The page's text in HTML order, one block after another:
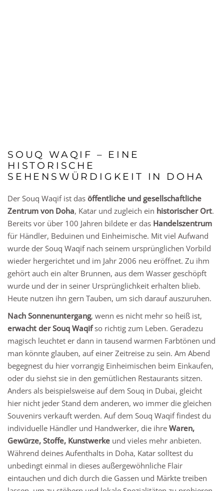
SOUQ WAQIF – EINE
HISTORISCHE
SEHENSWÜRDIGKEIT IN DOHA
Der Souq Waqif ist das öffentliche und gesellschaftliche
Zentrum von Doha, Katar und zugleich ein historischer Ort.
Bereits vor über 100 Jahren bildete er das Handelszentrum
für Händler, Beduinen und Einheimische. Mit viel Aufwand
wurde der Souq Waqif nach seinem ursprünglichen Vorbild
wieder hergerichtet und im Jahr 2006 neu eröffnet. Zu ihm
gehört auch ein alter Brunnen, aus dem Wasser geschöpft
wurde und der in seiner Ursprünglichkeit erhalten blieb.
Heute nutzen ihn gern Tauben, um sich darauf auszuruhen.
Nach Sonnenuntergang, wenn es nicht mehr so heiß ist,
erwacht der Souq Waqifso richtig zum Leben. Geradezu
magisch leuchtet er dann in tausend warmen Farbtönen und
man könnte glauben, auf einer Zeitreise zu sein. Am Abend
begegnest du hier vorrangig Einheimischen beim Einkaufen,
oder du siehst sie in den gemütlichen Restaurants sitzen.
Anders als beispielsweise auf dem Souq in Dubai, gleicht
hier nicht jeder Stand dem anderen, wo immer die gleichen
Souvenirs verkauft werden. Auf dem Souq Waqif findest du
individuelle Händler und Handwerker, die ihre Waren,
Gewürze, Stoffe, Kunstwerke und vieles mehr anbieten.
Während deines Aufenthalts in Doha, Katar solltest du
unbedingt einmal in dieses außergewöhnliche Flair
eintauchen und dich durch die Gassen und Märkte treiben